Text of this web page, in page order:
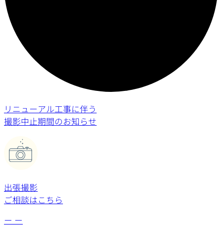
リニューアル工事に伴う
撮影中止期間のお知らせ
出張撮影
ご相談はこちら
ー ー